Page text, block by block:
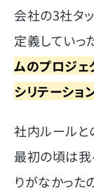
会社の3社タ
定義していっ
ムのプロジェ
シリテーショ
社内ルールと
最初の頃は我
りがなかった